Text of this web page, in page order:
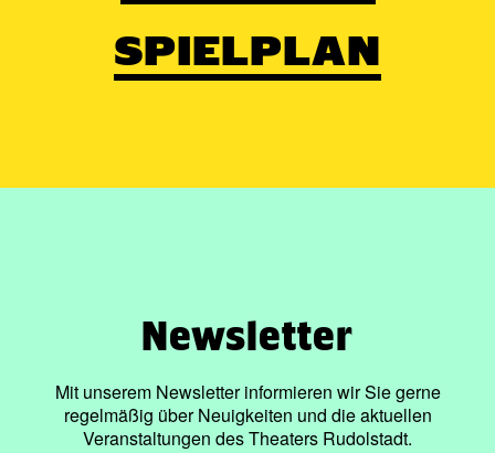
SPIELPLAN
Newsletter
Mit unserem Newsletter informieren wir Sie gerne
regelmäßig über Neuigkeiten und die aktuellen
Veranstaltungen des Theaters Rudolstadt.